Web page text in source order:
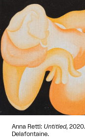
Anna Rettl: Untitled,
Delafontaine.